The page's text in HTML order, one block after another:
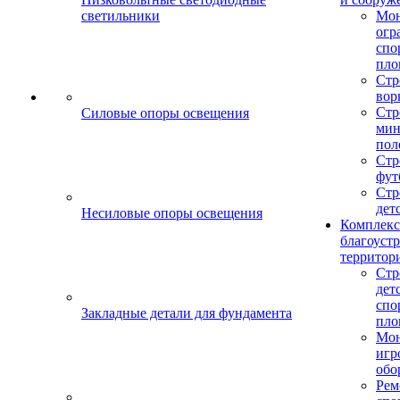
светильники
Силовые опоры освещения
Несиловые опоры освещения
Закладные детали для фундамента